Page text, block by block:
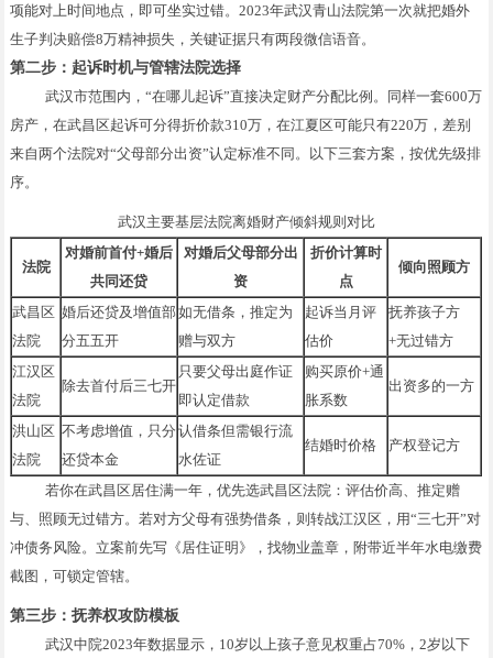
项能对上时间地点，即可坐实过错。2023年武汉青山法院第一次就把婚外
生子判决赔偿8万精神损失，关键证据只有两段微信语音。
第二步：起诉时机与管辖法院选择
武汉市范围内，“在哪儿起诉”直接决定财产分配比例。同样一套600万
房产，在武昌区起诉可分得折价款310万，在江夏区可能只有220万，差别
来自两个法院对“父母部分出资”认定标准不同。以下三套方案，按优先级排
序。
武汉主要基层法院离婚财产倾斜规则对比
法院
对婚前首付+婚后
共同还贷
对婚后父母部分出
资
折价计算时
点
倾向照顾方
武昌区
法院
婚后还贷及增值部
分五五开
如无借条，推定为
赠与双方
起诉当月评
估价
抚养孩子方
+无过错方
江汉区
法院
除去首付后三七开
只要父母出庭作证
即认定借款
购买原价+通
胀系数
出资多的一方
洪山区
法院
不考虑增值，只分
还贷本金
认借条但需银行流
水佐证
结婚时价格 产权登记方
若你在武昌区居住满一年，优先选武昌区法院：评估价高、推定赠
与、照顾无过错方。若对方父母有强势借条，则转战江汉区，用“三七开”对
冲债务风险。立案前先写《居住证明》，找物业盖章，附带近半年水电缴费
截图，可锁定管辖。
第三步：抚养权攻防模板
武汉中院2023年数据显示，10岁以上孩子意见权重占70%，2岁以下